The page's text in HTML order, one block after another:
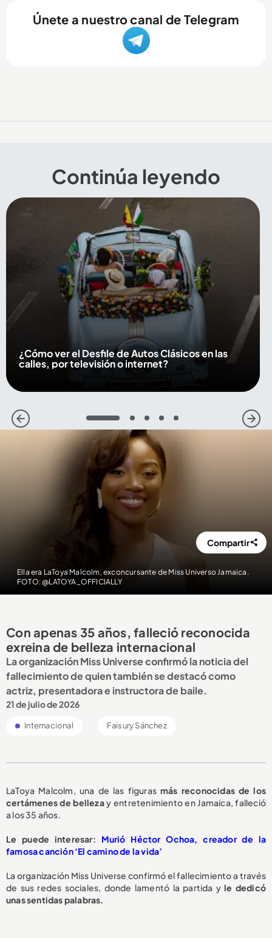
Únete a nuestro canal de Telegram
Continúa leyendo
¿Cómo ver el Desfile de Autos Clásicos en las
calles, por televisión o internet?
1 2 3 4 5
Ella era LaToya Malcolm, exconcursante de Miss Universo Jamaica.
FOTO: @LATOYA_OFFICIALLY
Compartir
Con apenas 35 años, falleció reconocida
exreina de belleza internacional
La organización Miss Universe confirmó la noticia del
fallecimiento de quien también se destacó como
actriz, presentadora e instructora de baile.
21 de julio de 2026
Internacional Faisury Sánchez
LaToya Malcolm, una de las figurasmás reconocidas de los
certámenes de bellezay entretenimiento en Jamaica, falleció
a los 35 años.
Le puede interesar: Murió Héctor Ochoa, creador de la
famosa canción ‘El camino de la vida’
La organización Miss Universe confirmó el fallecimiento a través
de sus redes sociales, donde lamentó la partida yle dedicó
unas sentidas palabras.